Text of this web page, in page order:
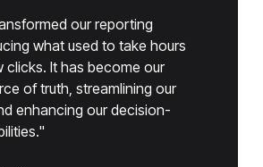
our reporting
what used to take hours
clicks. It has become our
of truth, streamlining our
enhancing our decision-